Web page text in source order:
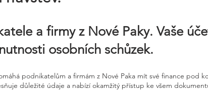
a firmy z Nové Paky. Vaše
osobních schůzek.
podnikatelům a firmám z Nové Paka mít své finance pod
důležité údaje a nabízí okamžitý přístup ke všem